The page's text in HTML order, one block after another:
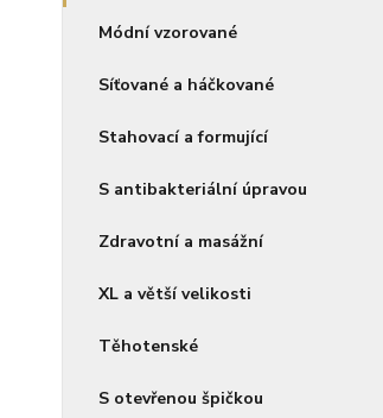
Módní vzorované
Síťované a háčkované
Stahovací a formující
S antibakteriální úpravou
Zdravotní a masážní
XL a větší velikosti
Těhotenské
S otevřenou špičkou